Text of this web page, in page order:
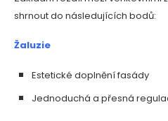
shrnout do následujících bodů:
Žaluzie
Estetické doplnění fasády
Jednoduchá a přesná